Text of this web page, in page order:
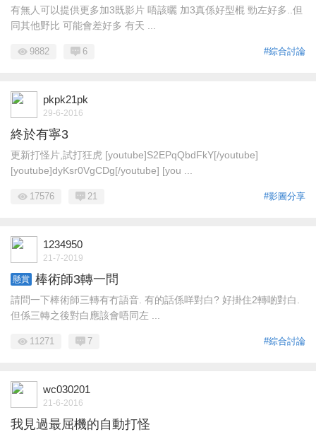
有無人可以提供更多加3既影片 唔該曬 加3真係好型棍 勁左好多..但
同其他野比 可能會差好多 有天 ...
#綜合討論
9882 6
pkpk21pk
29-6-2016
終於有寧3
更新打怪片,試打狂虎 [youtube]S2EPqQbdFkY[/youtube]
[youtube]dyKsr0VgCDg[/youtube] [you ...
#影圖分享
17576 21
1234950
21-7-2019
懸賞 棒術師3轉一問
請問一下棒術師三轉有冇語音. 有的話係咩對白? 好掛住2轉啲對白.
但係三轉之後對白應該會唔同左 ...
#綜合討論
11271 7
wc030201
21-6-2016
我見過最屈機的自動打怪